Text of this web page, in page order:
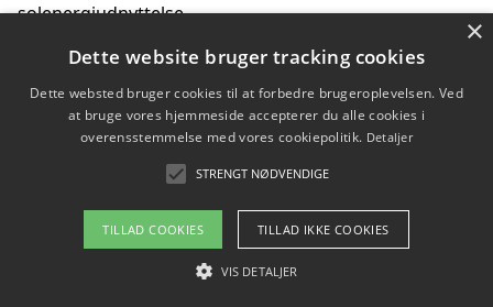
solenergiudnyttelse
Hvordan du får svar på energispørgsmål om
vedvarende energikilder
Om / kontakt
Blog Betingelser
×
Dette website bruger tracking cookies
Dette websted bruger cookies til at forbedre brugeroplevelsen. Ved
at bruge vores hjemmeside accepterer du alle cookies i
overensstemmelse med vores cookiepolitik. Detaljer
STRENGT NØDVENDIGE
TILLAD COOKIES TILLAD IKKE COOKIES
VIS DETALJER